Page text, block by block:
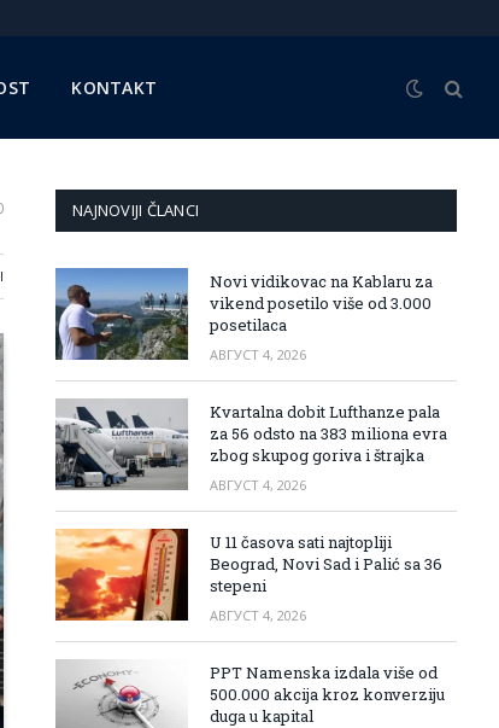
KONTAKT
NAJNOVIJI ČLANCI
Novi vidikovac na Kablaru za
vikend posetilo više od 3.000
posetilaca
АВГУСТ 4, 2026
Kvartalna dobit Lufthanze pala
za 56 odsto na 383 miliona evra
zbog skupog goriva i štrajka
АВГУСТ 4, 2026
U 11 časova sati najtopliji
Beograd, Novi Sad i Palić sa 36
stepeni
АВГУСТ 4, 2026
PPT Namenska izdala više od
500.000 akcija kroz konverziju
duga u kapital